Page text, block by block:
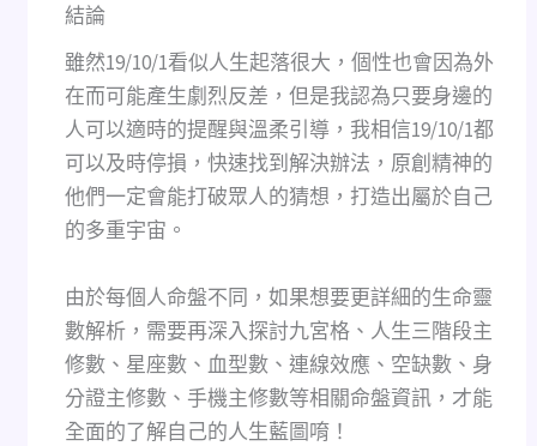
結論
雖然19/10/1看似人生起落很大，個性也會因為外
在而可能產生劇烈反差，但是我認為只要身邊的
人可以適時的提醒與溫柔引導，我相信19/10/1都
可以及時停損，快速找到解決辦法，原創精神的
他們一定會能打破眾人的猜想，打造出屬於自己
的多重宇宙。
由於每個人命盤不同，如果想要更詳細的生命靈
數解析，需要再深入探討九宮格、人生三階段主
修數、星座數、血型數、連線效應、空缺數、身
分證主修數、手機主修數等相關命盤資訊，才能
全面的了解自己的人生藍圖唷！